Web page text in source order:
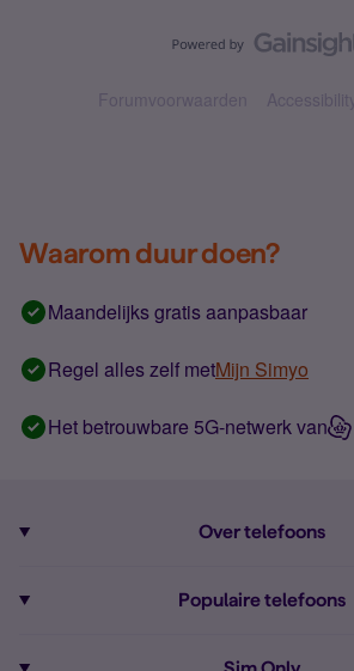
Forumvoorwaarden
Waarom duur doen?
Maandelijks gratis aanpasbaar
Regel alles zelf metMijn Simyo
Het betrouwbare 5G-netwerk van
Over telefoons
Populaire telefoons